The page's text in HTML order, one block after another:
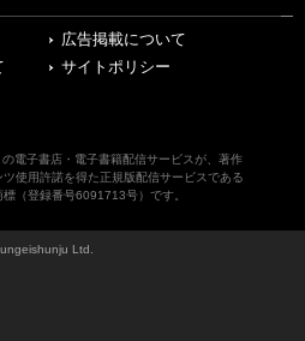
広告掲載について
サイトポリシー
電子書店・電子書籍配信サービスが、著作
使用許諾を得た正規版配信サービスである
標（登録番号6091713号）です。
Ltd.